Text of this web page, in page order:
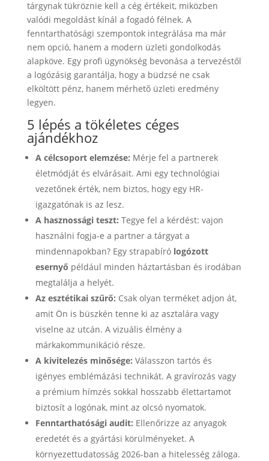
tárgynak tükröznie kell a cég értékeit, miközben
valódi megoldást kínál a fogadó félnek. A
fenntarthatósági szempontok integrálása ma már
nem opció, hanem a modern üzleti gondolkodás
alapköve. Egy profi ügynökség bevonása a tervezéstől
a logózásig garantálja, hogy a büdzsé ne csak
elköltött pénz, hanem mérhető üzleti eredmény
legyen.
5 lépés a tökéletes céges
ajándékhoz
A célcsoport elemzése: Mérje fel a partnerek
életmódját és elvárásait. Ami egy technológiai
vezetőnek érték, nem biztos, hogy egy HR-
igazgatónak is az lesz.
A hasznossági teszt: Tegye fel a kérdést: vajon
használni fogja-e a partner a tárgyat a
mindennapokban? Egy strapabíró logózott
esernyő például minden háztartásban és irodában
megtalálja a helyét.
Az esztétikai szűrő: Csak olyan terméket adjon át,
amit Ön is büszkén tenne ki az asztalára vagy
viselne az utcán. A vizuális élmény a
márkakommunikáció része.
A kivitelezés minősége: Válasszon tartós és
igényes emblémázási technikát. A gravírozás vagy
a prémium hímzés sokkal hosszabb élettartamot
biztosít a logónak, mint az olcsó nyomatok.
Fenntarthatósági audit: Ellenőrizze az anyagok
eredetét és a gyártási körülményeket. A
környezettudatosság 2026-ban a hitelesség záloga.